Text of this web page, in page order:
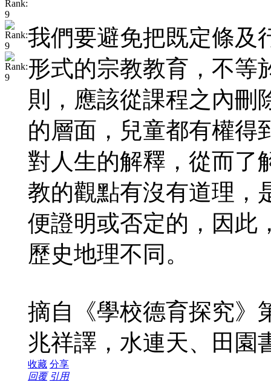
我們要避免把既定條及
形式的宗教教育，不等
則，應該從課程之內刪
的層面，兒童都有權得
對人生的解釋，從而了
教的觀點有沒有道理，
便證明或否定的，因此
歷史地理不同。
摘自《學校德育探究》
兆祥譯，水連天、田園
收藏 分享
回覆 引用